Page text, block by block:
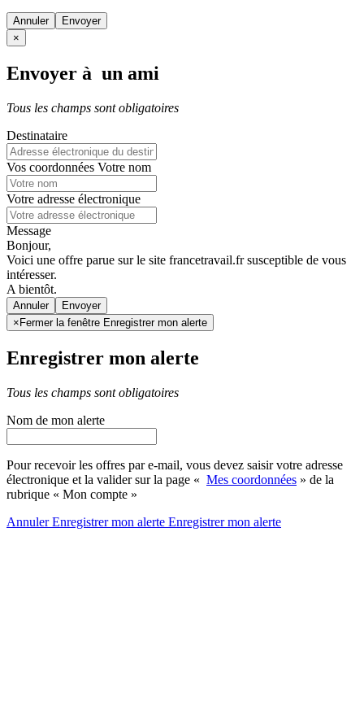
Annuler
×
Envoyer à un ami
Tous les champs sont obligatoires
Destinataire
Vos coordonnées Votre nom
Votre adresse électronique
Message
Bonjour,
Voici une offre parue sur le site francetravail.fr susceptible de vous
intéresser.
A bientôt.
Annuler
× Fermer la fenêtre Enregistrer mon alerte
Enregistrer mon alerte
Tous les champs sont obligatoires
Nom de mon alerte
Pour recevoir les offres par e-mail, vous devez saisir votre adresse
électronique et la valider sur la page « Mes coordonnées » de la
rubrique « Mon compte »
AnnulerEnregistrer mon alerte Enregistrermon alerte